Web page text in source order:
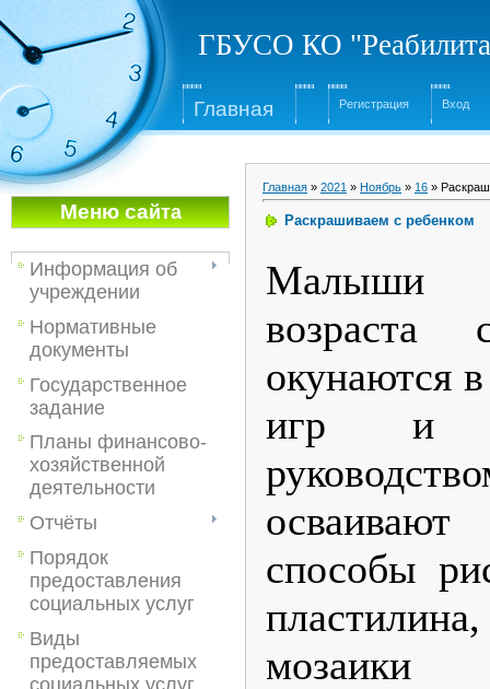
ГБУСО КО
Главная Регистрация Вход
Меню сайта
Информация об
учреждении
Нормативные
документы
Государственное
задание
Планы финансово-
хозяйственной
деятельности
Отчёты
Порядок
предоставления
социальных услуг
Виды
предоставляемых
социальных услуг
Главная » 2021 » Ноябрь » 16 »
Раскрашиваем с ребенком
Малыши
возраста
окунаются
игр и
способы